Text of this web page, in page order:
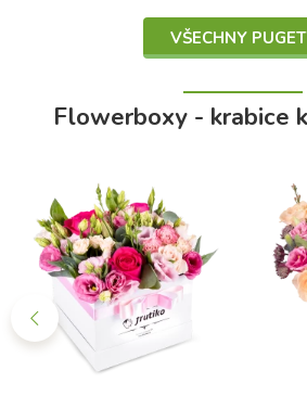
VŠECHNY
Flowerboxy - krabice